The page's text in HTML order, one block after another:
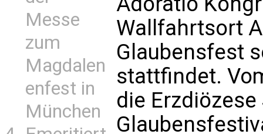
Messe
zum
Magdalen
enfest in
München
Wallfahrtsort
Glaubensfest
stattfindet.
die